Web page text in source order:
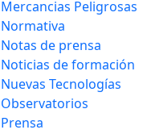
Mercancias Peligrosas
Normativa
Notas de prensa
Noticias de formación
Nuevas Tecnologías
Observatorios
Prensa